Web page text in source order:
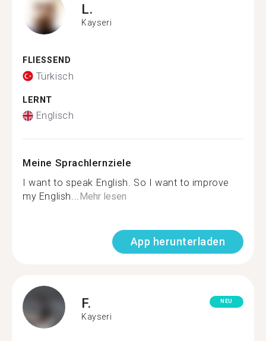
L.
Kayseri
FLIESSEND
Türkisch
LERNT
Englisch
Meine Sprachlernziele
I want to speak English. So I want to improve
my English...Mehr lesen
App herunterladen
F.
Kayseri
NEU